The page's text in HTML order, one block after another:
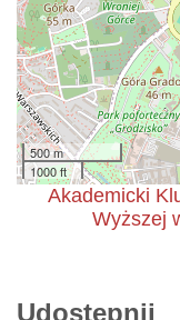
500 m
1000 ft
Akademicki
Wyższej
Udostępnij